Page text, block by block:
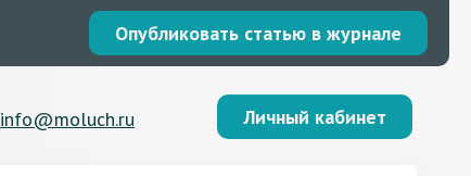
Опубликовать статью в журнале
info@moluch.ru Личный кабинет